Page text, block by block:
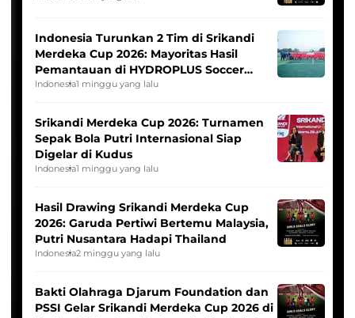
Indonesia Turunkan 2 Tim di Srikandi
Merdeka Cup 2026: Mayoritas Hasil
Pemantauan di HYDROPLUS Soccer
League
Indonesia1 minggu yang lalu
Srikandi Merdeka Cup 2026: Turnamen
Sepak Bola Putri Internasional Siap
Digelar di Kudus
Indonesia1 minggu yang lalu
Hasil Drawing Srikandi Merdeka Cup
2026: Garuda Pertiwi Bertemu Malaysia,
Putri Nusantara Hadapi Thailand
Indonesia2 minggu yang lalu
Bakti Olahraga Djarum Foundation dan
PSSI Gelar Srikandi Merdeka Cup 2026 di